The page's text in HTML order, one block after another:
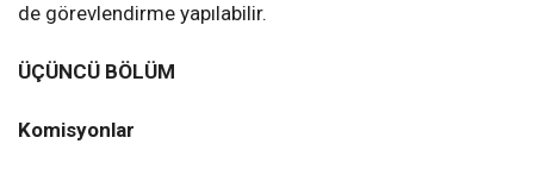
de görevlendirme yapılabilir.
ÜÇÜNCÜ BÖLÜM
Komisyonlar